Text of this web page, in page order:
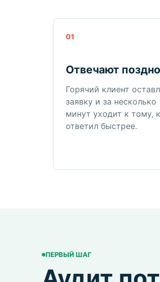
01
Отвечают поздно
Горячий клиент
заявку и за несколько
минут уходит к тому,
ответил быстрее.
ПЕРВЫЙ ШАГ